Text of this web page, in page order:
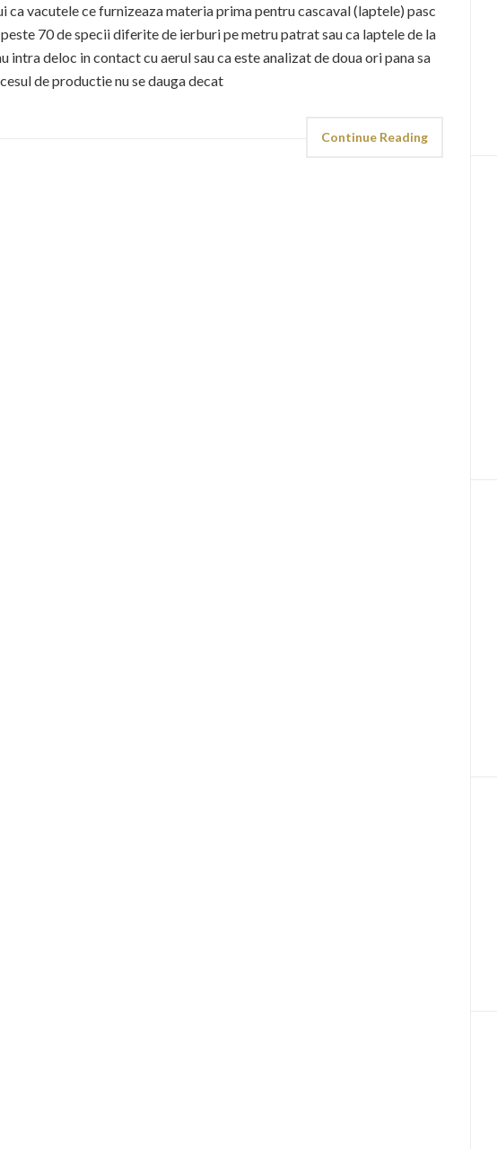
vacutele ce furnizeaza materia prima pentru cascaval (laptele) pasc
70 de specii diferite de ierburi pe metru patrat sau ca laptele de la
intra deloc in contact cu aerul sau ca este analizat de doua ori pana sa
de productie nu se dauga decat
Continue Reading